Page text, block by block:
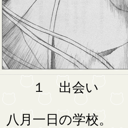
１ 出会い
八月一日の学校。